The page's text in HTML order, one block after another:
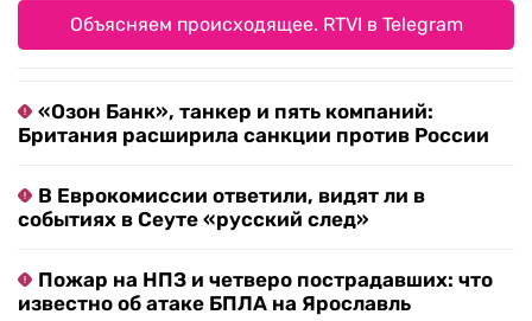
Объясняем происходящее. RTVI в Telegram
«Озон Банк», танкер и пять компаний:
Британия расширила санкции против России
В Еврокомиссии ответили, видят ли в
событиях в Сеуте «русский след»
Пожар на НПЗ и четверо пострадавших: что
известно об атаке БПЛА на Ярославль